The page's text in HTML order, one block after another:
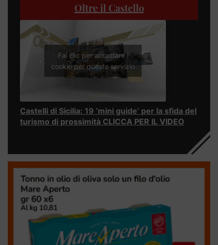
Oltre il Castello
Fai clic per accettare i
cookie per questo servizio
Castelli di Sicilia: 19 ‘mini guide’ per la sfida del
turismo di prossimità CLICCA PER IL VIDEO